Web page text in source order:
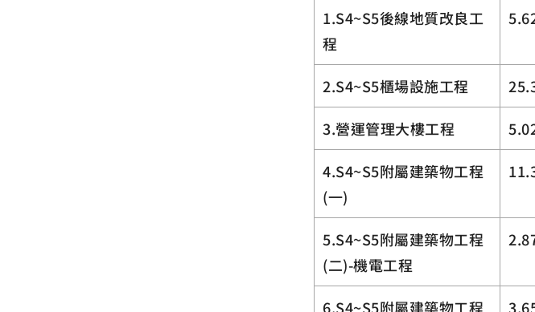
1.S4~S5後線地質改良工
程
2.S4~S5櫃場設施工程
3.營運管理大樓工程
4.S4~S5附屬建築物工程
(一)
5.S4~S5附屬建築物工程
(二)-機電工程
6.S4~S5附屬建築物工程